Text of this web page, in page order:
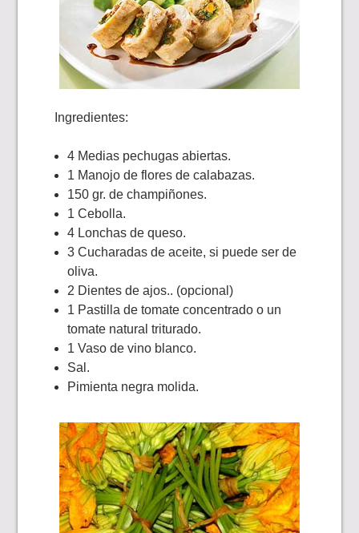
Ingredientes:
4 Medias pechugas abiertas.
1 Manojo de flores de calabazas.
150 gr. de champiñones.
1 Cebolla.
4 Lonchas de queso.
3 Cucharadas de aceite, si puede ser de
oliva.
2 Dientes de ajos.. (opcional)
1 Pastilla de tomate concentrado o un
tomate natural triturado.
1 Vaso de vino blanco.
Sal.
Pimienta negra molida.